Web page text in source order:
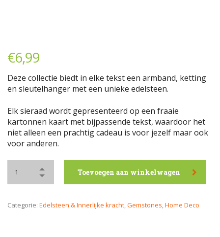
€6,99
Deze collectie biedt in elke tekst een armband, ketting
en sleutelhanger met een unieke edelsteen.
Elk sieraad wordt gepresenteerd op een fraaie
kartonnen kaart met bijpassende tekst, waardoor het
niet alleen een prachtig cadeau is voor jezelf maar ook
voor anderen.
Toevoegen aan winkelwagen
Categorie: Edelsteen & Innerlijke kracht,Gemstones,Home Deco